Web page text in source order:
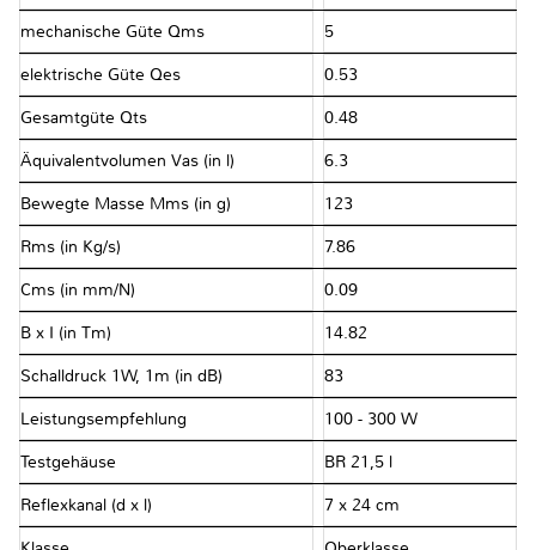
mechanische Güte Qms 5
elektrische Güte Qes 0.53
Gesamtgüte Qts 0.48
Äquivalentvolumen Vas (in l) 6.3
Bewegte Masse Mms (in g) 123
Rms (in Kg/s) 7.86
Cms (in mm/N) 0.09
B x I (in Tm) 14.82
Schalldruck 1W, 1m (in dB) 83
Leistungsempfehlung 100 - 300 W
Testgehäuse BR 21,5 l
Reflexkanal (d x l) 7 x 24 cm